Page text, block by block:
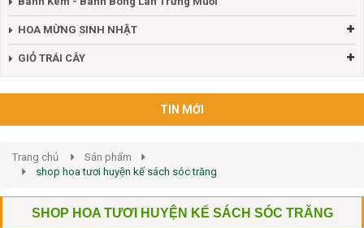
Bánh Kem - Bánh Bông Lan Trứng Muối
HOA MỪNG SINH NHẬT
Trang chủ
Sản phẩm
shop hoa tươi huyện kế sách sóc trăng
SHOP HOA TƯƠI HUYỆN KẾ SÁCH SÓC TRĂNG